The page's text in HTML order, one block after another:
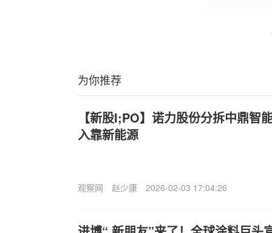
为你推荐
【新股I;PO】诺力股份分拆中鼎智
入靠新能源
观察网 赵少康 2026-02-03 17:04:26